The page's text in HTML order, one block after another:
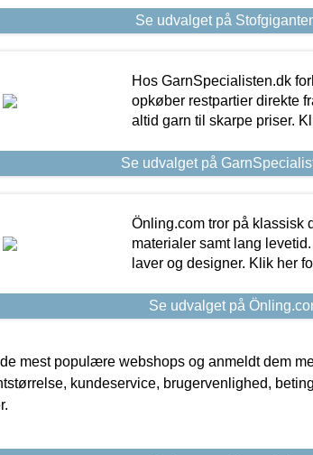
Se udvalget på
Hos GarnSpecialisten.dk
opkøber restpartier direkte
altid garn til skarpe priser.
Se udvalget på
Önling.com tror på klassisk
materialer samt lang
laver og designer. Klik her
Se udvalget på
mest populære webshops og anmeldt dem
kundeservice, brugervenlighed,